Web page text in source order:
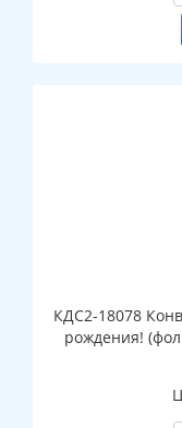
КДС2-18078
рождения!